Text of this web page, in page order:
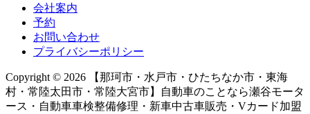
会社案内
予約
お問い合わせ
プライバシーポリシー
Copyright © 2026 【那珂市・水戸市・ひたちなか市・東海
村・常陸太田市・常陸大宮市】自動車のことなら瀬谷モータ
ース・自動車車検整備修理・新車中古車販売・Vカード加盟